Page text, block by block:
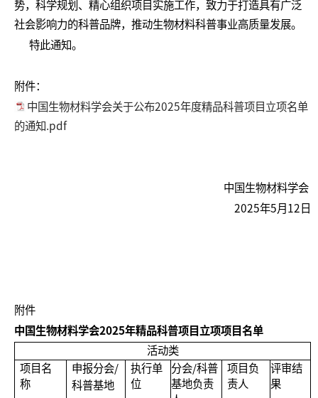
势，科学规划、精心组织项目实施工作，致力于打造具有广泛
社会影响力的科普品牌，推动生物材料科普事业高质量发展。
特此通知。
附件：
中国生物材料学会关于公布2025年度精品科普项目立项名单
的通知.pdf
中国生物材料学会
2025年5月12日
附件
中国生物材料学会2025年精品科普项目立项项目名单
活动类
项目名
称
申报分会/
科普基地
执行单
位
分会/科普
基地负责
项目负
责人
评审结
果